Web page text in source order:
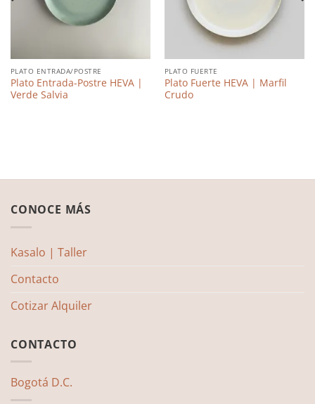
PLATO ENTRADA/POSTRE
Plato Entrada-Postre HEVA |
Verde Salvia
PLATO FUERTE
Plato Fuerte HEVA | Marfil
Crudo
CONOCE MÁS
Kasalo | Taller
Contacto
Cotizar Alquiler
CONTACTO
Bogotá D.C.